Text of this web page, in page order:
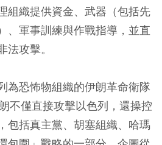
組織提供資金、武器（包括先
、軍事訓練與作戰指導，並直
攻擊。
為恐怖物組織的伊朗革命衛隊
朗不僅直接攻擊以色列，還操控
包括真主黨、胡塞組織、哈瑪